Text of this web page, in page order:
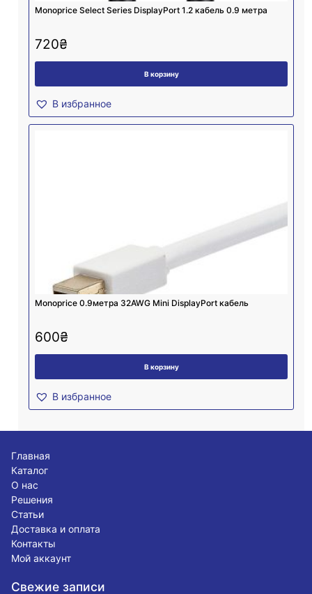
Monoprice Select Series DisplayPort 1.2 кабель 0.9 метра
720₴
В корзину
В избранное
Monoprice 0.9метра 32AWG Mini DisplayPort кабель
600₴
В корзину
В избранное
Главная
Каталог
О нас
Решения
Статьи
Доставка и оплата
Контакты
Мой аккаунт
Свежие записи